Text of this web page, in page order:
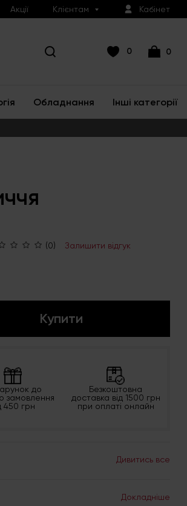
Акції Клієнтам Кабінет
0 0
Обладнання Інші категорії
(0) Залишити відгук
Купити
до
замовлення
450 грн
Безкоштовна
доставка від 1500 грн
при оплаті онлайн
Дивитись все
Докладніше